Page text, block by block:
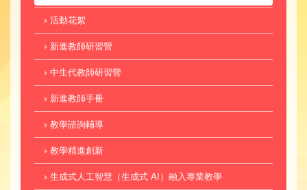
活動花絮
新進教師研習營
中生代教師研習營
新進教師手冊
教學諮詢輔導
教學精進創新
生成式人工智慧（生成式 AI）融入專業教學